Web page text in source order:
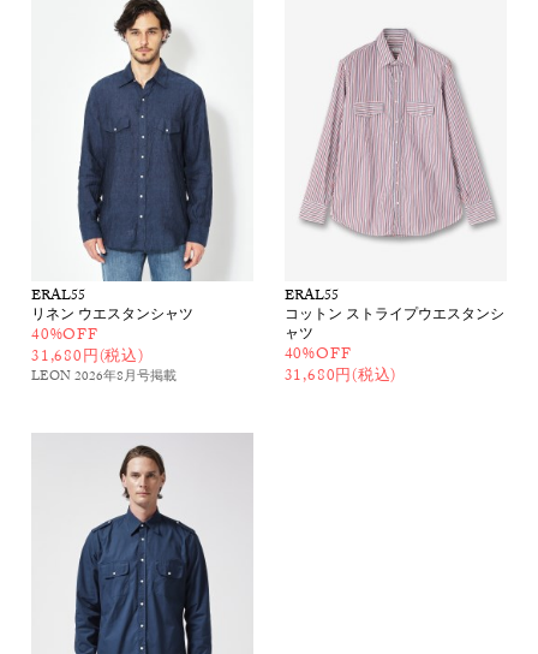
ERAL55
リネン ウエスタンシャツ
40%OFF
31,680円(税込)
LEON 2026年8月号掲載
ERAL55
コットン ストライプウエスタンシ
ャツ
40%OFF
31,680円(税込)